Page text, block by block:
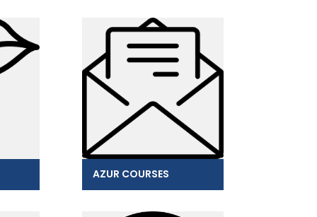
AZUR COURSES